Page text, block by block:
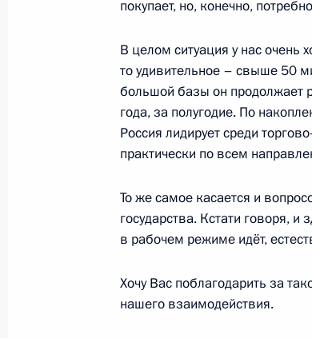
6 октября 2025 года,
Встреча с Заместителем
Патрушевым
6 октября 2025 года, 13:45
5 октября 2025 года,
5 октября 2025 года, 00:00
покупает, но, конечно,
В целом ситуация у нас очень
то удивительное – свыше 50
большой базы он продолжает
года, за полугодие. По
Россия лидирует среди
практически по всем
То же самое касается и
государства. Кстати говоря,
в рабочем режиме идёт,
Хочу Вас поблагодарить за
нашего взаимодействия.